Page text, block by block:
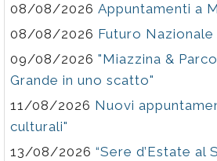
08/08/2026 Appuntamenti a
08/08/2026 Futuro Nazionale
09/08/2026 "Miazzina &
Grande in uno scatto"
11/08/2026 Nuovi
culturali"
13/08/2026 “Sere d’Estate al